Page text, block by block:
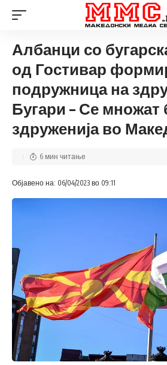
Албанци со
од Гостивар
подружница на
Бугари – Се множат
здруженија во
Објавено на: 06/04/2023 во 09:11
6 мин читање